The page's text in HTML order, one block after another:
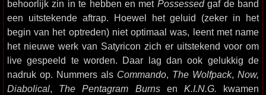
behoorlijk zin in te hebben en met Possessedgaf de band
een uitstekende aftrap. Hoewel het geluid (zeker in het
begin van het optreden) niet optimaal was, leent met name
het nieuwe werk van Satyricon zich er uitstekend voor om
live gespeeld te worden. Daar lag dan ook gelukkig de
nadruk op. Nummers als Commando, The Wolfpack, Now,
Diabolical, The Pentagram Burnsen K.I.N.G. kwamen